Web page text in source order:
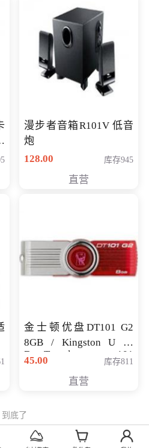
漫步者音箱R101V 低音
炮
128.00
库存945
直营
金士顿优盘DT101 G2
8GB / Kingston U 盘
DataTraveler 101
Generati
45.00 库存811
直营
到底了